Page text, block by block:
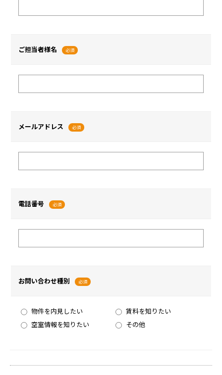
ご担当者様名 必須
メールアドレス 必須
電話番号 必須
お問い合わせ種別 必須
物件を内見したい
賃料を知りたい
空室情報を知りたい
その他